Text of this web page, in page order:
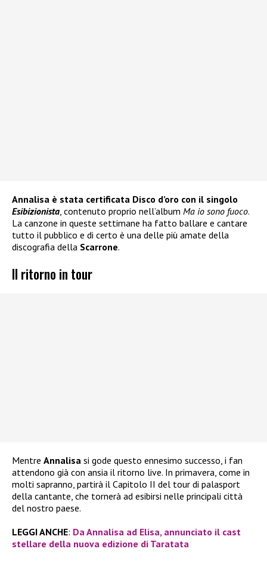
Annalisa è stata certificata Disco d’oro con il singolo
Esibizionista , contenuto proprio nell’album Ma io sono fuoco.
La canzone in queste settimane ha fatto ballare e cantare
tutto il pubblico e di certo è una delle più amate della
discografia della Scarrone.
Il ritorno in tour
Mentre Annalisa si gode questo ennesimo successo, i fan
attendono già con ansia il ritorno live. In primavera, come in
molti sapranno, partirà il Capitolo II del tour di palasport
della cantante, che tornerà ad esibirsi nelle principali città
del nostro paese.
LEGGI ANCHE: Da Annalisa ad Elisa, annunciato il cast
stellare della nuova edizione di Taratata